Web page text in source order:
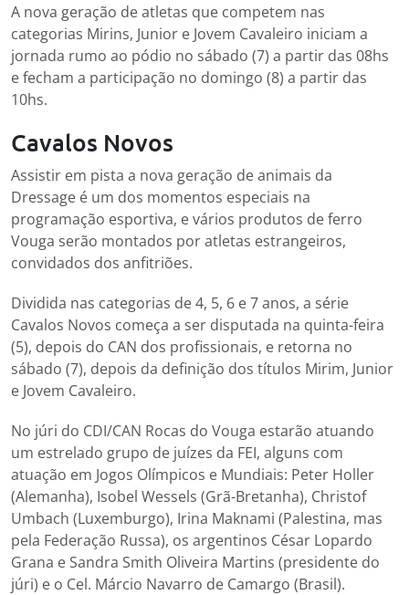
A nova geração de atletas que competem nas
categorias Mirins, Junior e Jovem Cavaleiro iniciam a
jornada rumo ao pódio no sábado (7) a partir das 08hs
e fecham a participação no domingo (8) a partir das
10hs.
Cavalos Novos
Assistir em pista a nova geração de animais da
Dressage é um dos momentos especiais na
programação esportiva, e vários produtos de ferro
Vouga serão montados por atletas estrangeiros,
convidados dos anfitriões.
Dividida nas categorias de 4, 5, 6 e 7 anos, a série
Cavalos Novos começa a ser disputada na quinta-feira
(5), depois do CAN dos profissionais, e retorna no
sábado (7), depois da definição dos títulos Mirim, Junior
e Jovem Cavaleiro.
No júri do CDI/CAN Rocas do Vouga estarão atuando
um estrelado grupo de juízes da FEI, alguns com
atuação em Jogos Olímpicos e Mundiais: Peter Holler
(Alemanha), Isobel Wessels (Grã-Bretanha), Christof
Umbach (Luxemburgo), Irina Maknami (Palestina, mas
pela Federação Russa), os argentinos César Lopardo
Grana e Sandra Smith Oliveira Martins (presidente do
júri) e o Cel. Márcio Navarro de Camargo (Brasil).